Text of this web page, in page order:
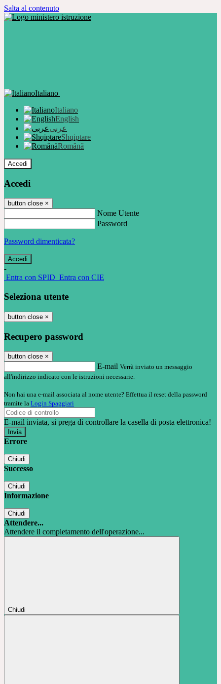
Salta al contenuto
Italiano
Italiano
English
عربى
Shqiptare
Română
Accedi
Accedi
button close ×
Nome Utente
Password
Password dimenticata?
-
Entra con SPID Entra con CIE
Seleziona utente
button close ×
Recupero password
button close ×
E-mail Verrà inviato un messaggio
all'indirizzo indicato con le istruzioni necessarie.
Non hai una e-mail associata al nome utente? Effettua il reset della password
tramite la Login Spaggiari
E-mail inviata, si prega di controllare la casella di posta elettronica!
Errore
Chiudi
Successo
Chiudi
Informazione
Chiudi
Attendere...
Attendere il completamento dell'operazione...
Chiudi